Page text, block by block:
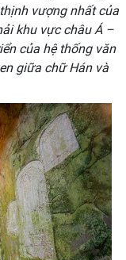
vượng nhất của
khu vực châu Á –
của hệ thống văn
giữa chữ Hán và